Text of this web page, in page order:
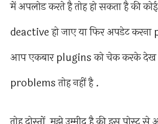
में अपलोड करते है तोह हो सकता है की
deactive हो जाए या फिर अपडेट करना
आप एकबार plugins को चेक करके देख
problems तोह नहीं है .